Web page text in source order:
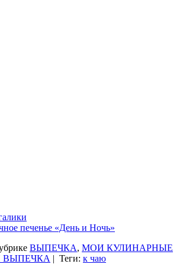
печенье «День и Ночь»
ВЫПЕЧКА, МОИ КУЛИНАРНЫЕ
ВЫПЕЧКА | Теги: к чаю